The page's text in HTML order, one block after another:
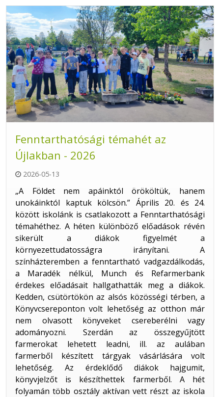
Fenntarthatósági témahét az
Újlakban - 2026
2026-05-13
„A Földet nem apáinktól örököltük, hanem
unokáinktól kaptuk kölcsön.” Április 20. és 24.
között iskolánk is csatlakozott a Fenntarthatósági
témahéthez. A héten különböző előadások révén
sikerült a diákok figyelmét a
környezettudatosságra irányítani. A
színházteremben a fenntartható vadgazdálkodás,
a Maradék nélkül, Munch és Refarmerbank
érdekes előadásait hallgathatták meg a diákok.
Kedden, csütörtökön az alsós közösségi térben, a
Könyvcsereponton volt lehetőség az otthon már
nem olvasott könyveket csereberélni vagy
adományozni. Szerdán az összegyűjtött
farmerokat lehetett leadni, ill. az aulában
farmerből készített tárgyak vásárlására volt
lehetőség. Az érdeklődő diákok hajgumit,
könyvjelzőt is készíthettek farmerből. A hét
folyamán több osztály aktívan vett részt az iskola